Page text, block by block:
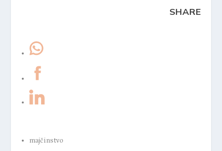
SHARE
majčinstvo